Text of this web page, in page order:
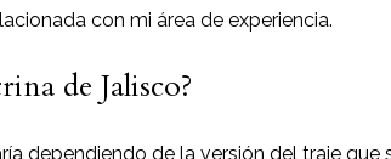
con mi área de experiencia.
de Jalisco?
dependiendo de la versión del traje